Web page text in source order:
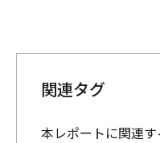
関連タグ
本レポートに関連